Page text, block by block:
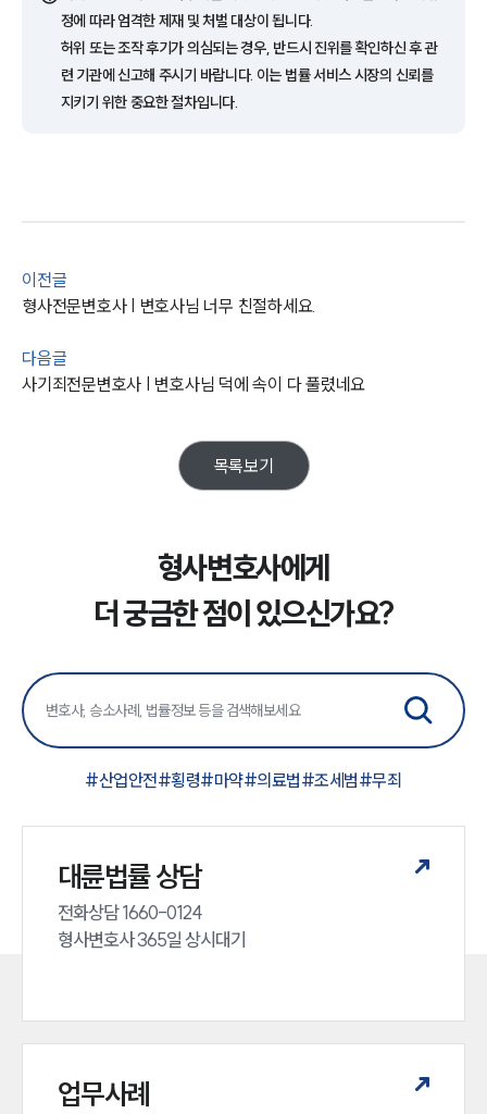
AI대륜
업무사례
형사 주요 업무사례
형사그룹 업무
형사전문변호사
언론보도
공지사항
법률 블로그
뉴스레터/브로슈어
정에 따라 엄격한 제재 및 처벌 대상이 됩니다.
허위 또는 조작 후기가 의심되는 경우, 반드시 진위를 확인하신 후 관
련 기관에 신고해 주시기 바랍니다. 이는 법률 서비스 시장의 신뢰를
지키기 위한 중요한 절차입니다.
이전글
형사전문변호사 | 변호사님 너무 친절하세요.
다음글
사기죄전문변호사 | 변호사님 덕에 속이 다 풀렸네요
목록보기
형사변호사에게
더 궁금한 점이 있으신가요?
#산업안전#횡령#마약#의료법#조세범#무죄
대륜법률 상담
전화상담 1660-0124
형사변호사 365일 상시대기
업무사례